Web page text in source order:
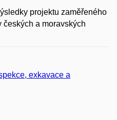
projektu zaměřeného
českých a moravských
exkavace a